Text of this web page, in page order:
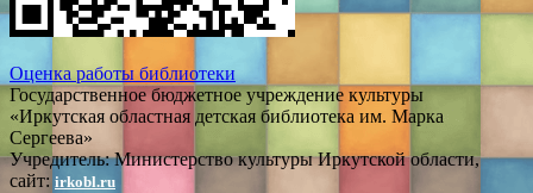
Оценка работы библиотеки
Государственное бюджетное учреждение культуры
«Иркутская областная детская библиотека им. Марка
Сергеева»
Учредитель: Министерство культуры Иркутской области,
сайт: irkobl.ru